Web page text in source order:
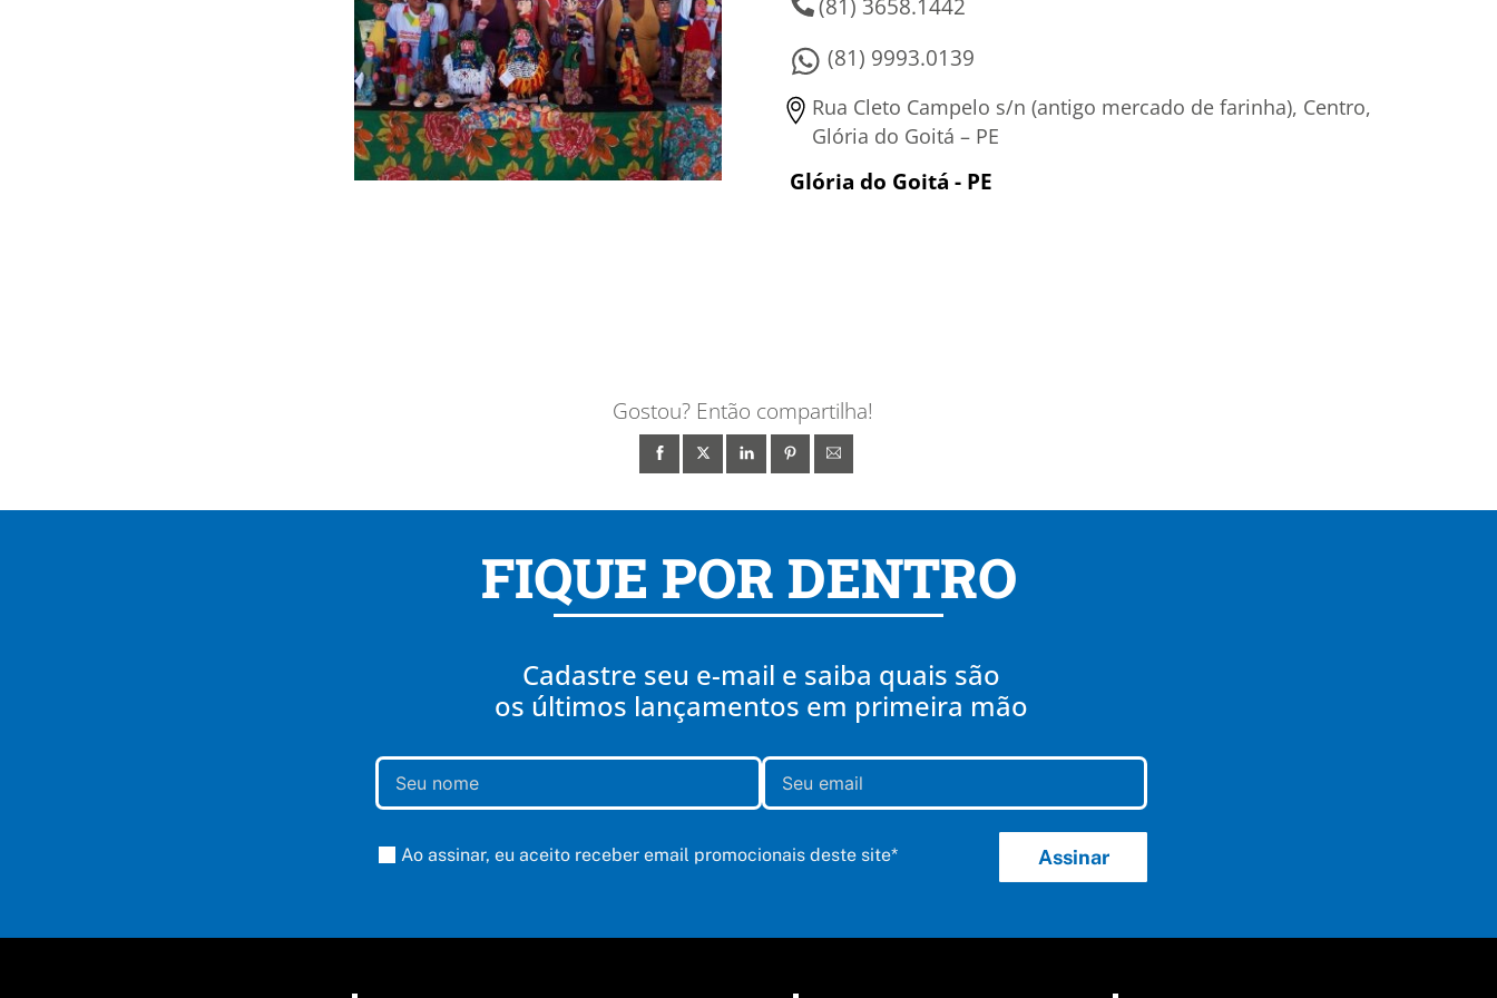
(81) 9993.0139
Rua Cleto Campelo s/n (antigo mercado de farinha), Centro,
Glória do Goitá – PE
Glória do Goitá - PE
Gostou? Então compartilha!
FIQUE POR DENTRO
Cadastre seu e-mail e saiba quais são
os últimos lançamentos em primeira mão
Ao assinar, eu aceito receber email promocionais deste site* Assinar